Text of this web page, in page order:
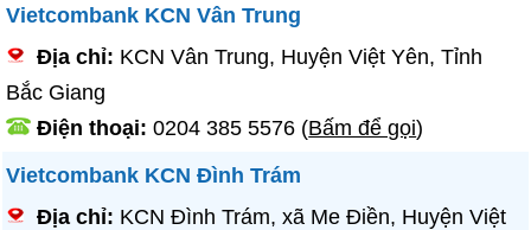
Vietcombank KCN Vân Trung
Địa chỉ: KCN Vân Trung, Huyện Việt Yên, Tỉnh
Bắc Giang
Điện thoại:0204 385 5576 (Bấm để gọi)
Vietcombank KCN Đình Trám
Địa chỉ: KCN Đình Trám, xã Me Điền, Huyện Việt